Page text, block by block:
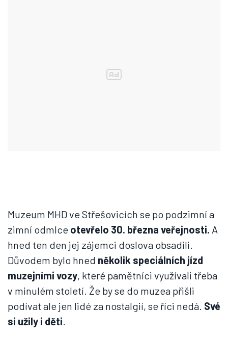
Muzeum MHD ve Střešovicích se po podzimní a
zimní odmlce otevřelo 30. března veřejnosti. A
hned ten den jej zájemci doslova obsadili.
Důvodem bylo hned několik speciálních jízd
muzejními vozy, které pamětníci využívali třeba
v minulém století. Že by se do muzea přišli
podívat ale jen lidé za nostalgií, se říci nedá. Své
si užily i děti.